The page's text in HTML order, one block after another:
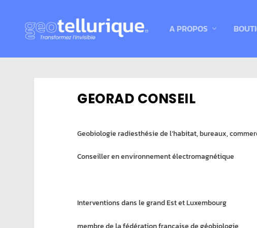
A PROPOS
GEORAD CONSEIL
Geobiologie radiesthésie de l’habitat, bureaux,
Conseiller en environnement électromagnétique
Interventions dans le grand Est et Luxembourg